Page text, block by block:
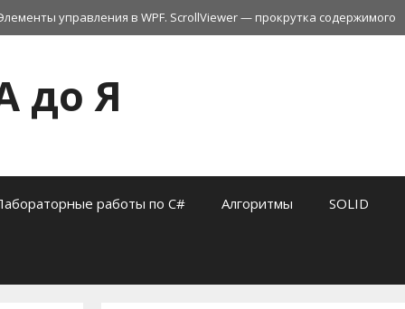
управления в WPF. ScrollViewer — прокрутка содержимого
до Я
работы по C# Алгоритмы SOLID